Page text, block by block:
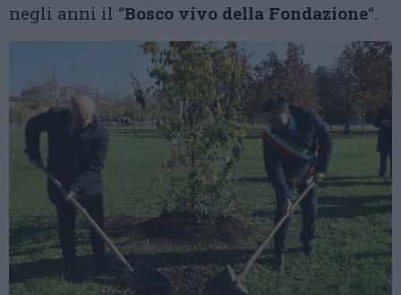
negli anni il “Bosco vivo della Fondazione“.